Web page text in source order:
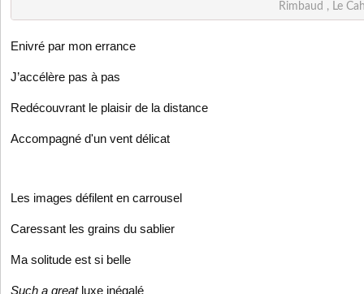
Rimbaud , Le
Enivré par mon errance
J’accélère pas à pas
Redécouvrant le plaisir de la distance
Accompagné d'un vent délicat
Les images défilent en carrousel
Caressant les grains du sablier
Ma solitude est si belle
Such a greatluxe inégalé